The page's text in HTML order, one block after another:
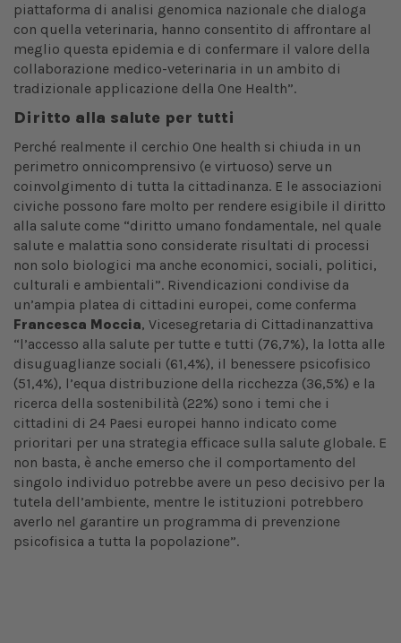
piattaforma di analisi genomica nazionale che dialoga
con quella veterinaria, hanno consentito di affrontare al
meglio questa epidemia e di confermare il valore della
collaborazione medico-veterinaria in un ambito di
tradizionale applicazione della One Health”.
Diritto alla salute per tutti
Perché realmente il cerchio One health si chiuda in un
perimetro onnicomprensivo (e virtuoso) serve un
coinvolgimento di tutta la cittadinanza. E le associazioni
civiche possono fare molto per rendere esigibile il diritto
alla salute come “diritto umano fondamentale, nel quale
salute e malattia sono considerate risultati di processi
non solo biologici ma anche economici, sociali, politici,
culturali e ambientali”. Rivendicazioni condivise da
un’ampia platea di cittadini europei, come conferma
Francesca Moccia, Vicesegretaria di Cittadinanzattiva
“l’accesso alla salute per tutte e tutti (76,7%), la lotta alle
disuguaglianze sociali (61,4%), il benessere psicofisico
(51,4%), l’equa distribuzione della ricchezza (36,5%) e la
ricerca della sostenibilità (22%) sono i temi che i
cittadini di 24 Paesi europei hanno indicato come
prioritari per una strategia efficace sulla salute globale. E
non basta, è anche emerso che il comportamento del
singolo individuo potrebbe avere un peso decisivo per la
tutela dell’ambiente, mentre le istituzioni potrebbero
averlo nel garantire un programma di prevenzione
psicofisica a tutta la popolazione”.